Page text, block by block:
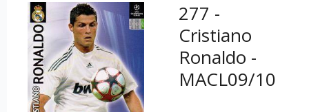
277 -
Cristiano
Ronaldo -
MACL09/10